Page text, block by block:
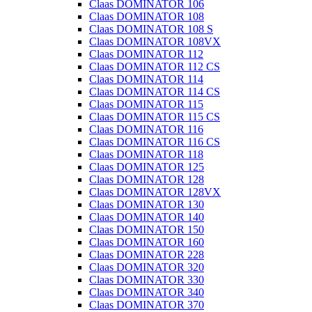
Claas DOMINATOR 106
Claas DOMINATOR 108
Claas DOMINATOR 108 S
Claas DOMINATOR 108VX
Claas DOMINATOR 112
Claas DOMINATOR 112 CS
Claas DOMINATOR 114
Claas DOMINATOR 114 CS
Claas DOMINATOR 115
Claas DOMINATOR 115 CS
Claas DOMINATOR 116
Claas DOMINATOR 116 CS
Claas DOMINATOR 118
Claas DOMINATOR 125
Claas DOMINATOR 128
Claas DOMINATOR 128VX
Claas DOMINATOR 130
Claas DOMINATOR 140
Claas DOMINATOR 150
Claas DOMINATOR 160
Claas DOMINATOR 228
Claas DOMINATOR 320
Claas DOMINATOR 330
Claas DOMINATOR 340
Claas DOMINATOR 370